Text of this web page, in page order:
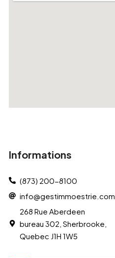
Informations
(873) 200-8100
info@gestimmoestrie.com
268 Rue Aberdeen
bureau 302, Sherbrooke,
Quebec J1H 1W5